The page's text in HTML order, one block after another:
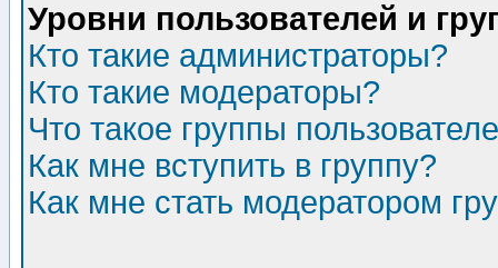
Уровни пользователей и
Кто такие администраторы?
Кто такие модераторы?
Что такое группы
Как мне вступить в группу?
Как мне стать модератором